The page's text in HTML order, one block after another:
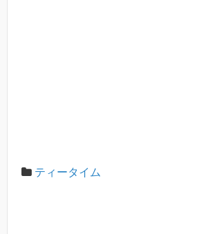
ティータイム